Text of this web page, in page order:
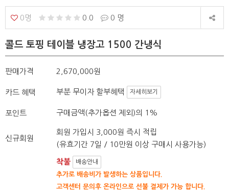
0명 0.0 0 명
콜드 토핑 테이블 냉장고 1500 간냉식
판매가격 2,670,000원
카드 혜택 부분 무이자 할부혜택 자세히보기
포인트 구매금액(추가옵션 제외)의 1%
신규회원
회원 가입시 3,000원 즉시 적립
(유효기간 7일 / 10만원 이상 구매시 사용가능)
착불 배송안내
추가로 배송비가 발생하는 상품입니다.
고객센터 문의후 온라인으로 선불 결제가 가능 합니다.